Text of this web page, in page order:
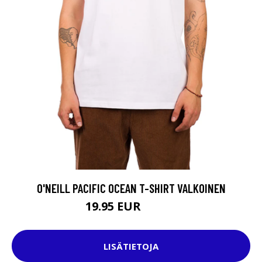
O'NEILL PACIFIC OCEAN T-SHIRT VALKOINEN
19.95 EUR
LISÄTIETOJA